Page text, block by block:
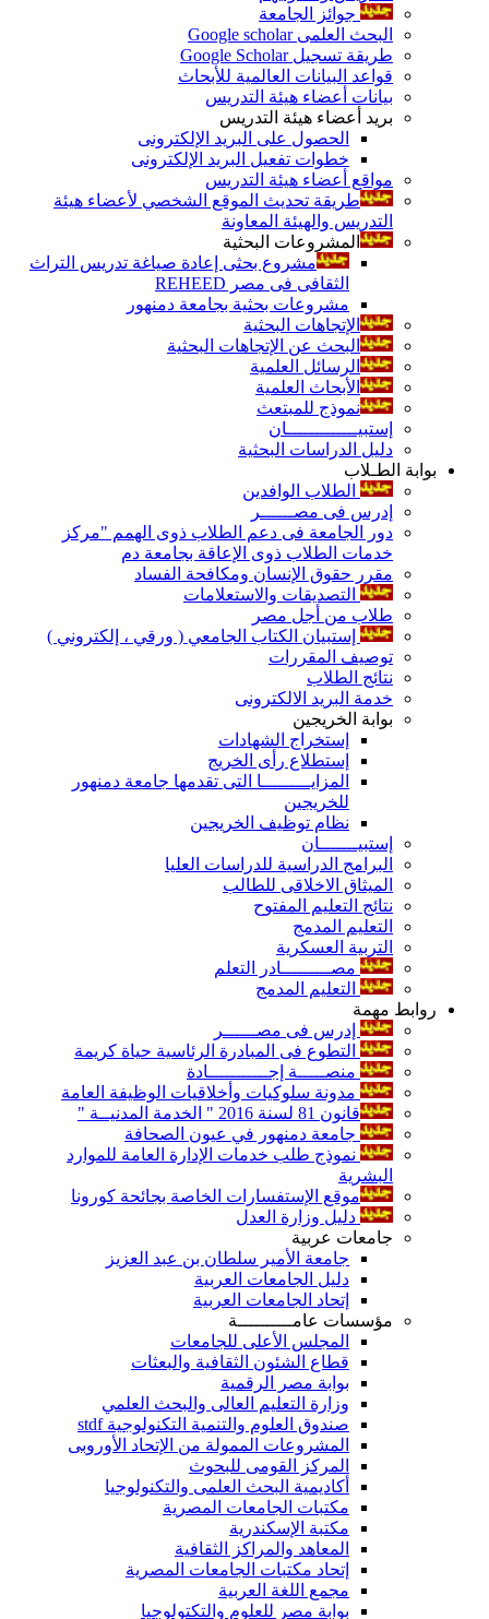
جوائز الجامعة
البحث العلمى Google scholar
طريقة تسجيل Google Scholar
قواعد البيانات العالمية للأبحاث
بيانات أعضاء هيئة التدريس
بريد أعضاء هيئة التدريس
الحصول على البريد الإلكترونى
خطوات تفعيل البريد الإلكترونى
مواقع أعضاء هيئة التدريس
طريقة تحديث الموقع الشخصي لأعضاء هيئة
التدريس والهيئة المعاونة
المشروعات البحثية
مشروع بحثى إعادة صياغة تدريس التراث
الثقافى فى مصر REHEED
مشروعات بحثية بجامعة دمنهور
الإتجاهات البحثية
البحث عن الإتجاهات البحثية
الرسائل العلمية
الأبحاث العلمية
نموذج للمبتعث
إستبيـــــــــــــان
دليل الدراسات البحثية
بوابة الطـلاب
الطلاب الوافدين
إدرس فى مصــــــر
دور الجامعة فى دعم الطلاب ذوى الهمم "مركز
خدمات الطلاب ذوى الإعاقة بجامعة دم
مقرر حقوق الإنسان ومكافحة الفساد
التصديقات والاستعلامات
طلاب من أجل مصر
إستبيان الكتاب الجامعي ( ورقي ، إلكتروني )
توصيف المقررات
نتائج الطلاب
خدمة البريد الالكترونى
بوابة الخريجين
إستخراج الشهادات
إستطلاع رأى الخريج
المزايـــــــــا التى تقدمها جامعة دمنهور
للخريجين
نظام توظيف الخريجين
إستبيـــــــان
البرامج الدراسية للدراسات العليا
الميثاق الاخلاقى للطالب
نتائج التعليم المفتوح
التعليم المدمج
التربية العسكرية
مصـــــــــادر التعلم
التعليم المدمج
روابط مهمة
إدرس فى مصــــــر
التطوع فى المبادرة الرئاسية حياة كريمة
منصـــــة إجـــــــــــادة
مدونة سلوكيات وأخلاقيات الوظيفة العامة
قانون 81 لسنة 2016 " الخدمة المدنيــة "
جامعة دمنهور في عيون الصحافة
نموذج طلب خدمات الإدارة العامة للموارد
البشرية
موقع الإستفسارات الخاصة بجائحة كورونا
دليل وزارة العدل
جامعات عربية
جامعة الأمير سلطان بن عبد العزيز
دليل الجامعات العربية
إتحاد الجامعات العربية
مؤسسات عامــــــــــة
المجلس الأعلى للجامعات
قطاع الشئون الثقافية والبعثات
بوابة مصر الرقمية
وزارة التعليم العالى والبحث العلمي
صندوق العلوم والتنمية التكنولوجية stdf
المشروعات الممولة من الإتحاد الأوروبى
المركز القومى للبحوث
أكاديمية البحث العلمى والتكنولوجيا
مكتبات الجامعات المصرية
مكتبة الإسكندرية
المعاهد والمراكز الثقافية
إتحاد مكتبات الجامعات المصرية
مجمع اللغة العربية
بوابة مصر للعلوم والتكتولوجيا